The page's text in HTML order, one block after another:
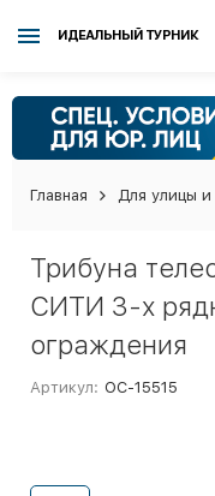
ИДЕАЛЬНЫЙ ТУРНИК
Главная Для улицы и
Трибуна
СИТИ 3-х
ограждения
Артикул: ОС-15515